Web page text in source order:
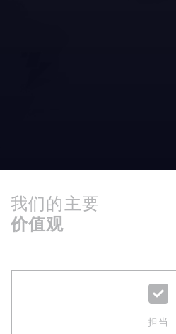
我们的主要
价值观
担当